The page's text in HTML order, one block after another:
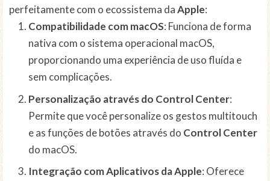
perfeitamente com o ecossistema daApple:
Compatibilidade com macOS: Funciona de forma
nativa com o sistema operacional macOS,
proporcionando uma experiência de uso fluída e
sem complicações.
Personalização através do Control Center:
Permite que você personalize os gestos multitouch
e as funções de botões através do Control Center
do macOS.
Integração com Aplicativos da Apple: Oferece